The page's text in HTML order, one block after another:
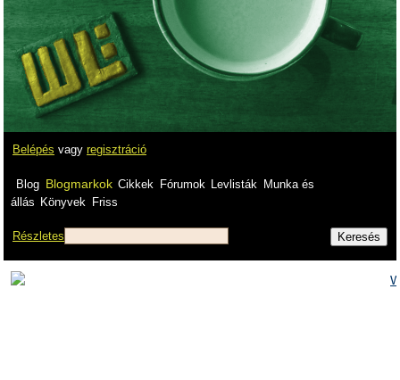
Belépés vagy regisztráció
Blog Blogmarkok Cikkek Fórumok Levlisták
Munka és
állás Könyvek Friss
Részletes